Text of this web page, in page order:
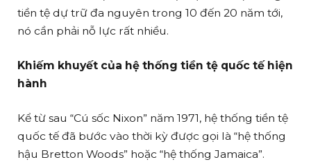
tiền tệ dự trữ đa nguyên trong 10 đến 20 năm tới,
nó cần phải nỗ lực rất nhiều.
Khiếm khuyết của hệ thống tiền tệ quốc tế hiện
hành
Kể từ sau “Cú sốc Nixon” năm 1971, hệ thống tiền tệ
quốc tế đã bước vào thời kỳ được gọi là “hệ thống
hậu Bretton Woods” hoặc “hệ thống Jamaica”.